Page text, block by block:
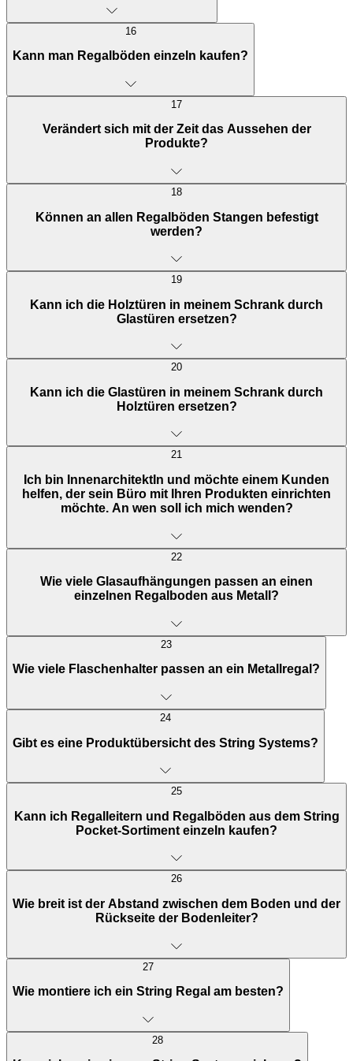
16
Kann man Regalböden einzeln kaufen?
17
Verändert sich mit der Zeit das Aussehen der
Produkte?
18
Können an allen Regalböden Stangen befestigt
werden?
19
Kann ich die Holztüren in meinem Schrank durch
Glastüren ersetzen?
20
Kann ich die Glastüren in meinem Schrank durch
Holztüren ersetzen?
21
Ich bin InnenarchitektIn und möchte einem Kunden
helfen, der sein Büro mit Ihren Produkten einrichten
möchte. An wen soll ich mich wenden?
22
Wie viele Glasaufhängungen passen an einen
einzelnen Regalboden aus Metall?
23
Wie viele Flaschenhalter passen an ein Metallregal?
24
Gibt es eine Produktübersicht des String Systems?
25
Kann ich Regalleitern und Regalböden aus dem String
Pocket-Sortiment einzeln kaufen?
26
Wie breit ist der Abstand zwischen dem Boden und der
Rückseite der Bodenleiter?
27
Wie montiere ich ein String Regal am besten?
28